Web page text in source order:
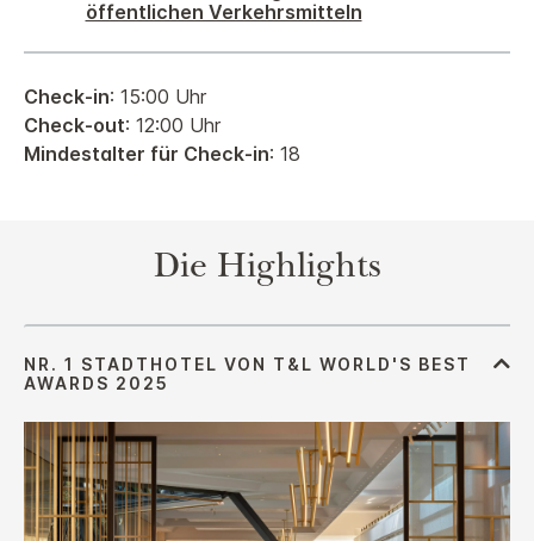
öffentlichen Verkehrsmitteln
Check-in: 15:00 Uhr
Check-out: 12:00 Uhr
Mindestalter für Check-in: 18
Die Highlights